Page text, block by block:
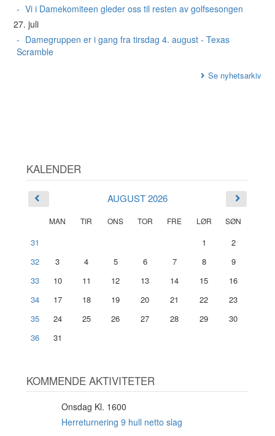
Vi i Damekomiteen gleder oss til resten av golfsesongen
27. juli
Damegruppen er i gang fra tirsdag 4. august - Texas
Scramble
Se nyhetsarkiv
KALENDER
AUGUST 2026
MAN TIR ONS TOR FRE LØR SØN
31 1
2
32
3 4 5 6 7 8
9
33
10 11 12 13 14 15
16
34
17 18 19 20 21 22
23
35
24 25 26 27 28 29
30
36
31
KOMMENDE AKTIVITETER
Onsdag Kl. 1600
Herreturnering 9 hull netto slag